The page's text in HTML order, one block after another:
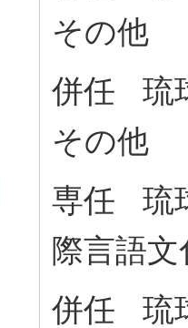
その他
併任 琉
その他
専任 琉
際言語
併任 琉